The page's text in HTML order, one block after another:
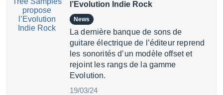
l’Evolution Indie Rock
News
La dernière banque de sons de
guitare électrique de l’éditeur reprend
les sonorités d’un modèle offset et
rejoint les rangs de la gamme
Evolution.
19/03/24